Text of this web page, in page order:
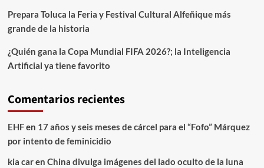
Prepara Toluca la Feria y Festival Cultural Alfeñique más
grande de la historia
¿Quién gana la Copa Mundial FIFA 2026?; la Inteligencia
Artificial ya tiene favorito
Comentarios recientes
EHFen 17 años y seis meses de cárcel para el “Fofo” Márquez
por intento de feminicidio
kia caren China divulga imágenes del lado oculto de la luna